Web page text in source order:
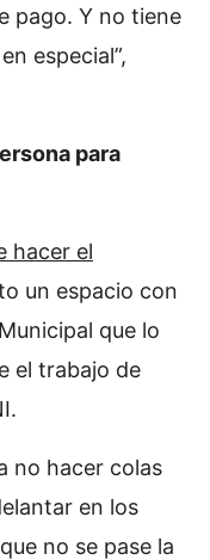
pago. Y no tiene
especial”,
para
hacer el
un espacio con
que lo
el trabajo de
no hacer colas
en los
no se pase la